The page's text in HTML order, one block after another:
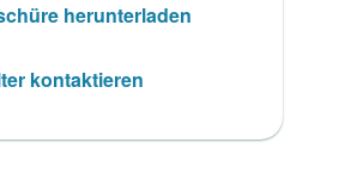
herunterladen
kontaktieren